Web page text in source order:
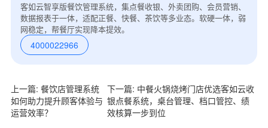
客如云智享版餐饮管理系统，集点餐收银、外卖团购、会员营销、
数据报表于一体，适配正餐、快餐、茶饮等多业态。软硬一体，弱
网稳定，帮餐厅实现降本提效。
4000022966
上一篇: 餐饮店管理系统
如何助力提升顾客体验与
运营效率？
下一篇: 中餐火锅烧烤门店优选客如云收
银点餐系统，桌台管理、档口管控、绩
效核算一步到位
*联系方式